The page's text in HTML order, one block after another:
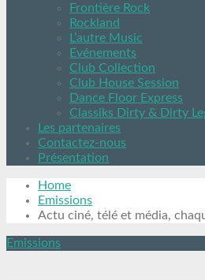
Frontière Rock
Rockland
L’autre Music
Evénements
Club Collection
Club House Session
Dance Floor Express
Classiks Dirty & Dirty
Les partenaires
Contactez-nous
Présentation
Home
Emissions
Actu ciné, télé et média,
Emissions